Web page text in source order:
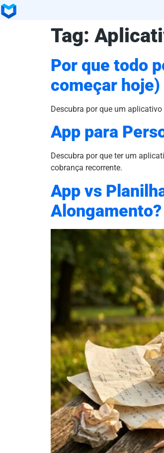
Tag:
Por que todo
começar hoje)
Descubra por que um
App para
Descubra por que ter um
cobrança recorrente.
App vs
Alongamento?